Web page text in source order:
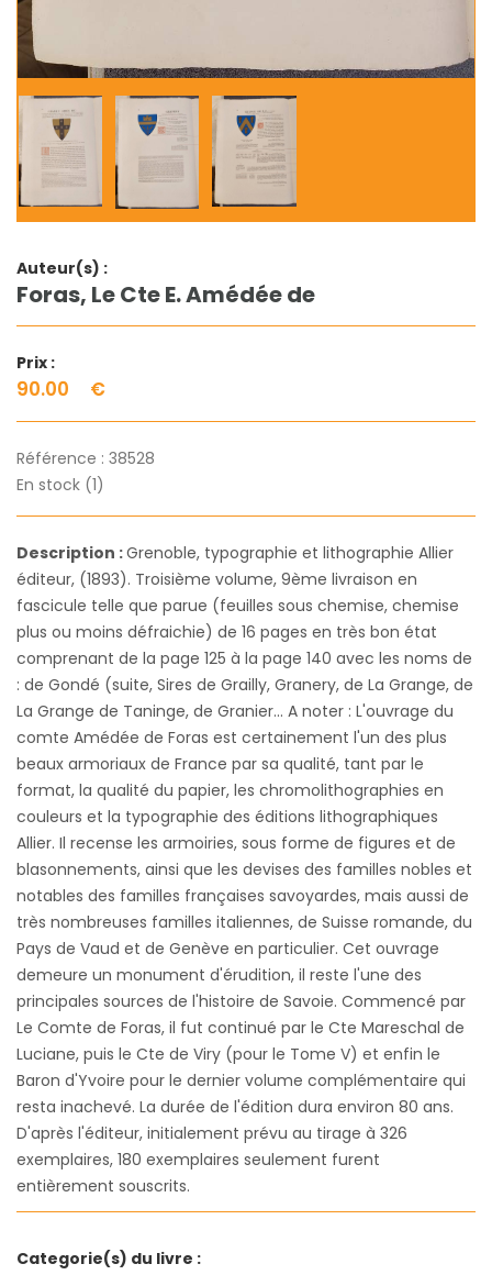
Auteur(s) :
Foras, Le Cte E. Amédée de
Prix :
90.00 €
Référence : 38528
En stock (1)
Description :Grenoble, typographie et lithographie Allier
éditeur, (1893). Troisième volume, 9ème livraison en
fascicule telle que parue (feuilles sous chemise, chemise
plus ou moins défraichie) de 16 pages en très bon état
comprenant de la page 125 à la page 140 avec les noms de
: de Gondé (suite, Sires de Grailly, Granery, de La Grange, de
La Grange de Taninge, de Granier... A noter : L'ouvrage du
comte Amédée de Foras est certainement l'un des plus
beaux armoriaux de France par sa qualité, tant par le
format, la qualité du papier, les chromolithographies en
couleurs et la typographie des éditions lithographiques
Allier. Il recense les armoiries, sous forme de figures et de
blasonnements, ainsi que les devises des familles nobles et
notables des familles françaises savoyardes, mais aussi de
très nombreuses familles italiennes, de Suisse romande, du
Pays de Vaud et de Genève en particulier. Cet ouvrage
demeure un monument d'érudition, il reste l'une des
principales sources de l'histoire de Savoie. Commencé par
Le Comte de Foras, il fut continué par le Cte Mareschal de
Luciane, puis le Cte de Viry (pour le Tome V) et enfin le
Baron d'Yvoire pour le dernier volume complémentaire qui
resta inachevé. La durée de l'édition dura environ 80 ans.
D'après l'éditeur, initialement prévu au tirage à 326
exemplaires, 180 exemplaires seulement furent
entièrement souscrits.
Categorie(s) du livre :